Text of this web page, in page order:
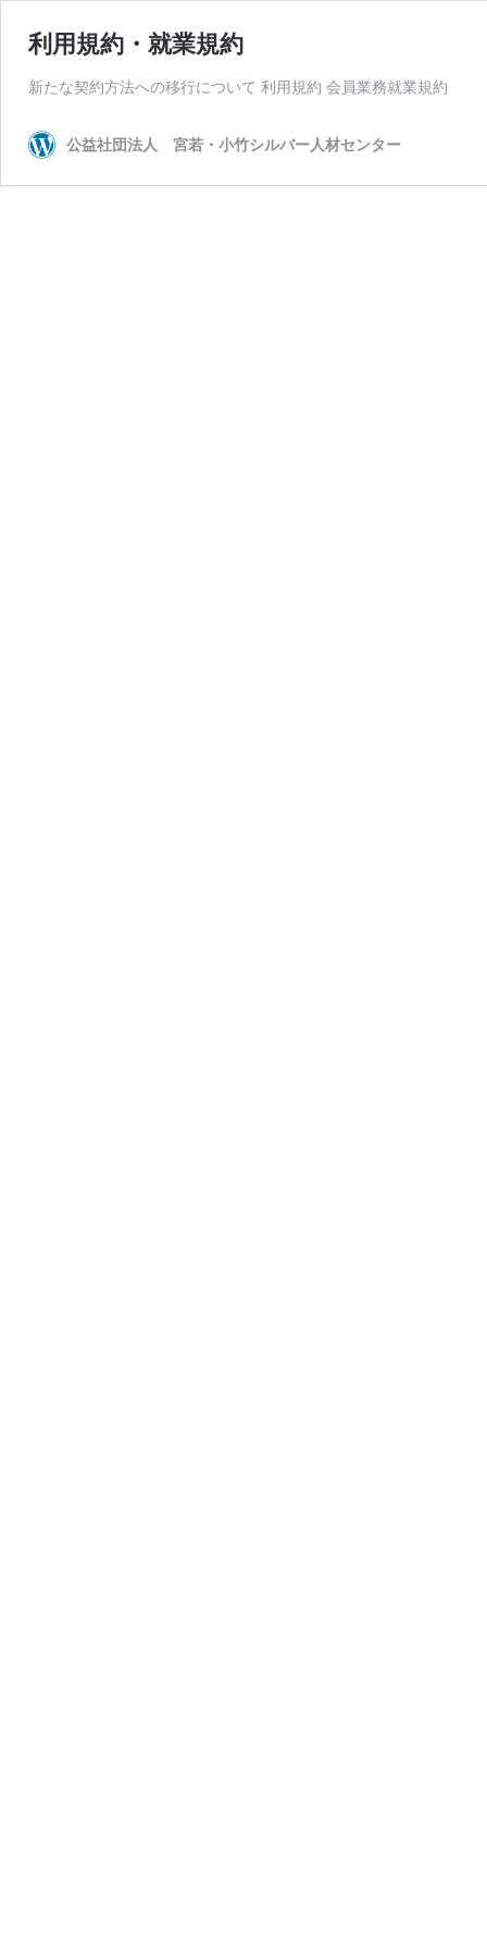
利用規約・就業規約
新たな契約方法への移行について 利用規約 会員業務就業規約
公益社団法人 宮若・小竹シルバー人材センター